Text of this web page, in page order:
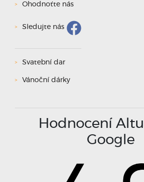
Ohodnoťte nás
Sledujte nás
Svatební dar
Vánoční dárky
Hodnocení
Google